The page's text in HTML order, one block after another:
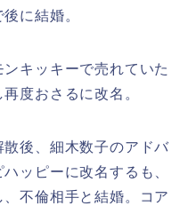
に結婚。
キッキーで売れていた
度おさるに改名。
散後、細木数子のアドバ
ッピーに改名するも、
不倫相手と結婚。コア